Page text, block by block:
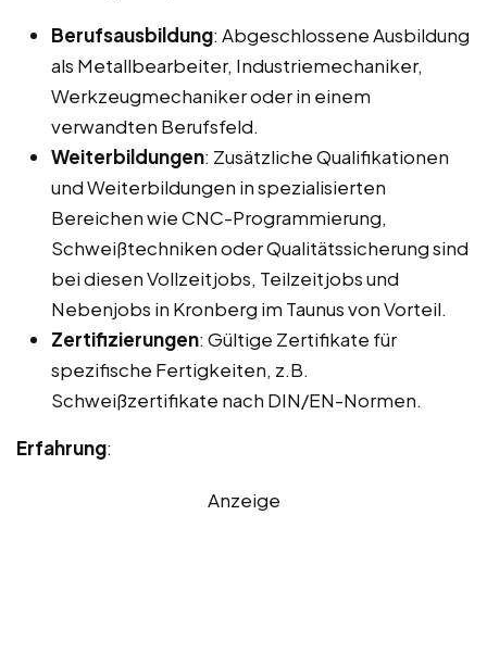
Berufsausbildung: Abgeschlossene Ausbildung
als Metallbearbeiter, Industriemechaniker,
Werkzeugmechaniker oder in einem
verwandten Berufsfeld.
Weiterbildungen: Zusätzliche Qualifikationen
und Weiterbildungen in spezialisierten
Bereichen wie CNC-Programmierung,
Schweißtechniken oder Qualitätssicherung sind
bei diesen Vollzeitjobs, Teilzeitjobs und
Nebenjobs in Kronberg im Taunus von Vorteil.
Zertifizierungen: Gültige Zertifikate für
spezifische Fertigkeiten, z.B.
Schweißzertifikate nach DIN/EN-Normen.
Erfahrung:
Anzeige